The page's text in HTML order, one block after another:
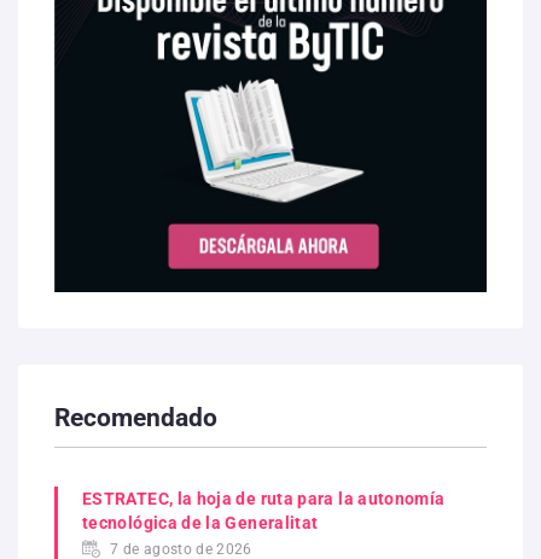
Recomendado
ESTRATEC, la hoja de ruta para la autonomía
tecnológica de la Generalitat
7 de agosto de 2026